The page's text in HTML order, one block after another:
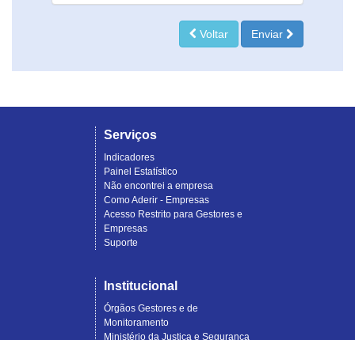
Voltar Enviar
Serviços
Indicadores
Painel Estatístico
Não encontrei a empresa
Como Aderir - Empresas
Acesso Restrito para Gestores e
Empresas
Suporte
Institucional
Órgãos Gestores e de
Monitoramento
Ministério da Justiça e Segurança